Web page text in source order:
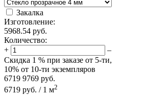
Закалка
Изготовление:
5968.54 руб.
Количество:
+
–
Скидка 1 % при заказе от 5-ти,
10% от 10-ти экземпляров
6719 9769 руб.
6719 руб. / 1 м2